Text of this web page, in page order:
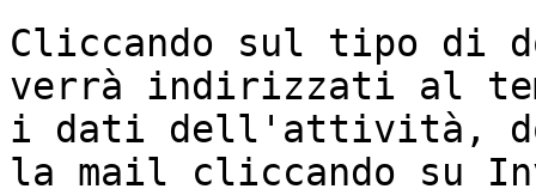
Cliccando sul tipo di
verrà indirizzati al
i dati dell'attività,
la mail cliccando su